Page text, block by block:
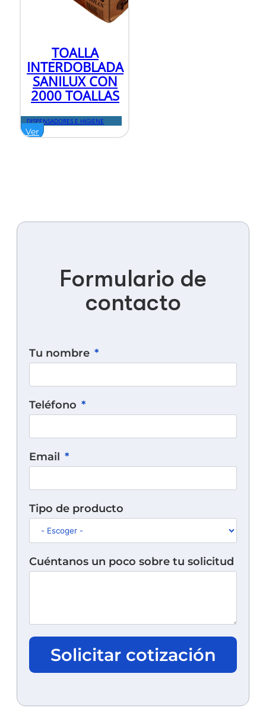
TOALLA
INTERDOBLADA
SANILUX CON
2000 TOALLAS
DISPENSADORES E HIGIENE
Ver
Formulario de
contacto
Tu nombre
Teléfono
Email
Tipo de producto
Cuéntanos un poco sobre tu solicitud
Solicitar cotización